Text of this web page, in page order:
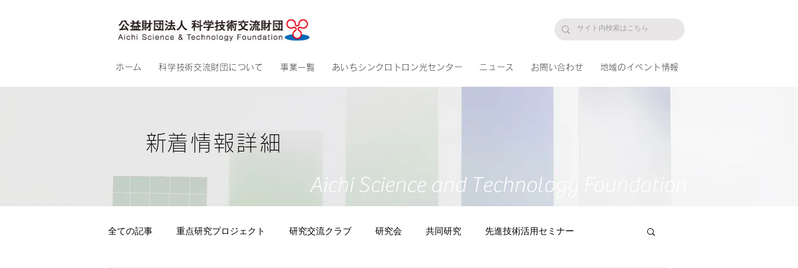
ホーム 科学技術交流財団について 事業一覧 あいちシンクロトロン光センター ニュース お問い合わせ 地域のイベント情報
Aichi Science and Technology Foundation
​新着情報詳細
全ての記事 重点研究プロジェクト 研究交流クラブ 研究会 共同研究 先進技術活用セミナー